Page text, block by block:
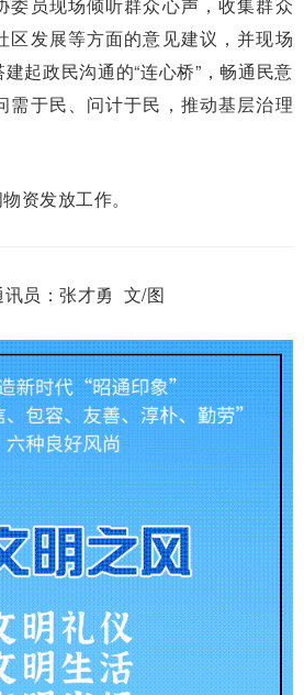
委员现场倾听群众心声，收集群众
区发展等方面的意见建议，并现场
起政民沟通的“连心桥”，畅通民意
需于民、问计于民，推动基层治理
资发放工作。
员：张才勇 文/图